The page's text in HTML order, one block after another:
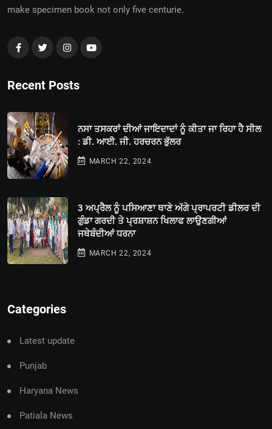
make specimen book not only five centurie.
Recent Posts
ਨਸਾ ਤਸਕਰਾਂ ਦੀਆਂ ਜਾਇਦਾਦਾਂ ਨੂੰ ਕੀਤਾ ਜਾ ਰਿਹਾ ਹੈ ਸੀਲ
: ਡੀ. ਆਈ. ਜੀ. ਹਰਚਰਨ ਭੁੱਲਰ
MARCH 22, 2024
3 ਅਪ੍ਰੈਲ ਨੂੰ ਪਸਿਆਣਾ ਥਾਣੇ ਅੱਗੇ ਪ੍ਰਾਪਰਟੀ ਡੀਲਰ ਦੀ
ਗੁੰਡਾ ਗਰਦੀ ਤੇ ਪ੍ਰਸ਼ਾਸ਼ਨ ਖਿਲਾਫ ਲਾਉਣਗੀਆਂ
ਜਥੇਬੰਦੀਆਂ ਧਰਨਾ
MARCH 22, 2024
Categories
Latest update
Punjab
Haryana News
Patiala News